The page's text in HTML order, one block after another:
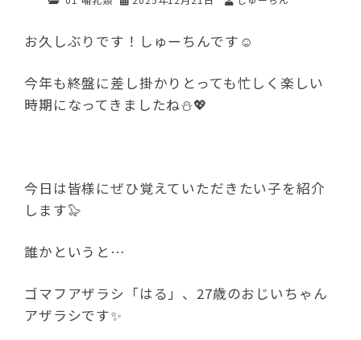
お久しぶりです！しゅーちんです☺︎
今年も終盤に差し掛かりとっても忙しく楽しい
時期になってきましたね⛄️💖
今日は皆様にぜひ覚えていただきたい子を紹介
します🦭
誰かというと…
ゴマフアザラシ「はる」️、 27歳のおじいちゃん
アザラシです✨